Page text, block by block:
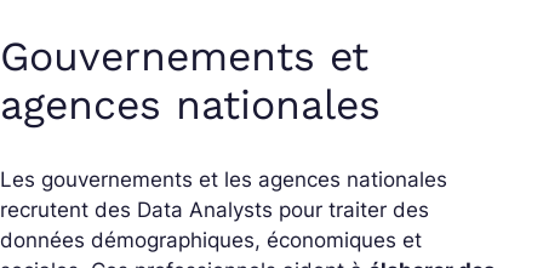
Gouvernements et
agences nationales
Les gouvernements et les agences nationales
recrutent des Data Analysts pour traiter des
données démographiques, économiques et